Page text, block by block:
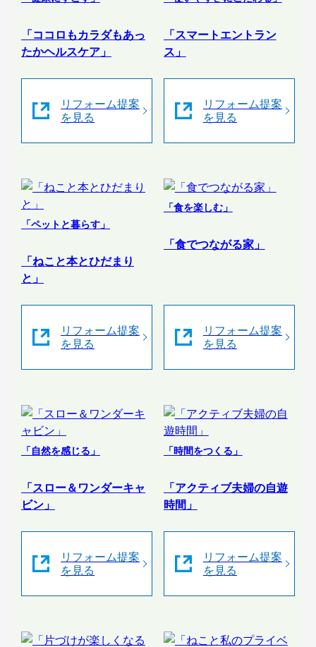
「ココロもカラダもあっ
たかヘルスケア」
リフォーム提案
を見る
「スマートエントラン
ス」
リフォーム提案
を見る
「ペットと暮らす」
「ねこと本とひだまり
と」
リフォーム提案
を見る
「食を楽しむ」
「食でつながる家」
リフォーム提案
を見る
「自然を感じる」
「スロー＆ワンダーキャ
ビン」
リフォーム提案
を見る
「時間をつくる」
「アクティブ夫婦の自遊
時間」
リフォーム提案
を見る